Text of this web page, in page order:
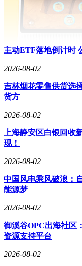
定位"智能学习先锋"
大屏构建沉浸式学习
学习系统。该设备通
至高中全学段知识图
传统方式提升47%，
习中表现突出。设备
学实验的虚拟操作，
作为"全龄段家教机"
策略瞄准大众市场。
使用2小时眼疲劳指数
含拼音识字、思维启
全国500+套真题密卷
助学生在考前精准突
主动ETF落地倒计时
2026-08-02
吉林烟花零售供货选
货方
2026-08-02
上海静安区白银回收
现！
2026-08-02
中国风电乘风破浪：
能源梦
2026-08-02
御溪谷OPC出海社区
资源支持平台
2026-08-02